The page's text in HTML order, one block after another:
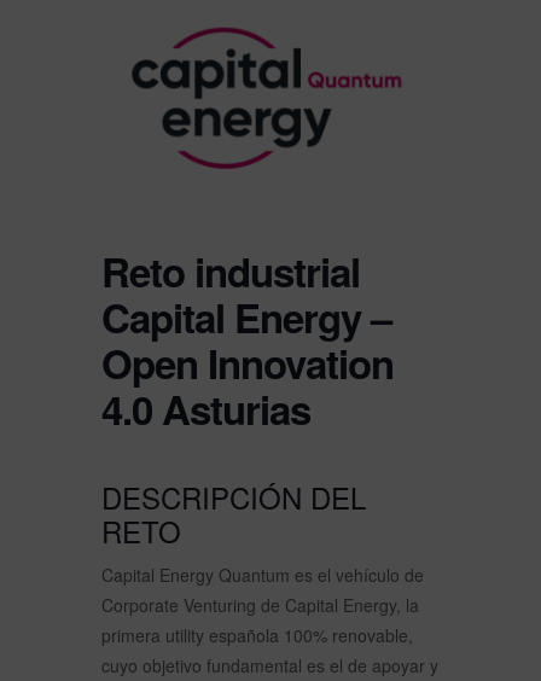
Reto industrial
Capital Energy –
Open Innovation
4.0 Asturias
DESCRIPCIÓN DEL
RETO
Capital Energy Quantum es el vehículo de
Corporate Venturing de Capital Energy, la
primera utility española 100% renovable,
cuyo objetivo fundamental es el de apoyar y